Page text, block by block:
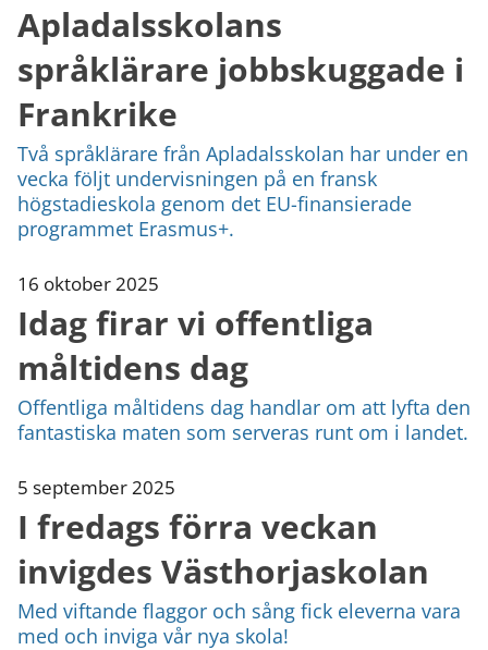
Apladalsskolans
språklärare jobbskuggade i
Frankrike
Två språklärare från Apladalsskolan har under en
vecka följt undervisningen på en fransk
högstadieskola genom det EU-finansierade
programmet Erasmus+.
16 oktober 2025
Idag firar vi offentliga
måltidens dag
Offentliga måltidens dag handlar om att lyfta den
fantastiska maten som serveras runt om i landet.
5 september 2025
I fredags förra veckan
invigdes Västhorjaskolan
Med viftande flaggor och sång fick eleverna vara
med och inviga vår nya skola!